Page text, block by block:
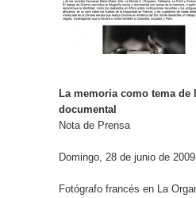
La memoria como tema de
documental
Nota de Prensa
Domingo, 28 de junio de 2009
Fotógrafo francés en La